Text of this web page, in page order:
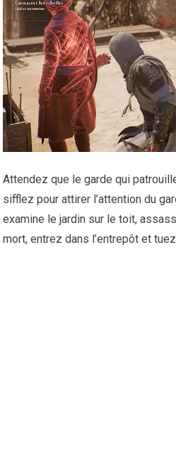
Attendez que le garde qui
sifflez pour attirer l’attention du
examine le jardin sur le toit,
mort, entrez dans l’entrepôt et